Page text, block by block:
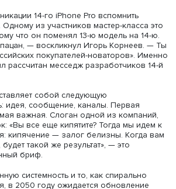
— здесь важна именно правильно